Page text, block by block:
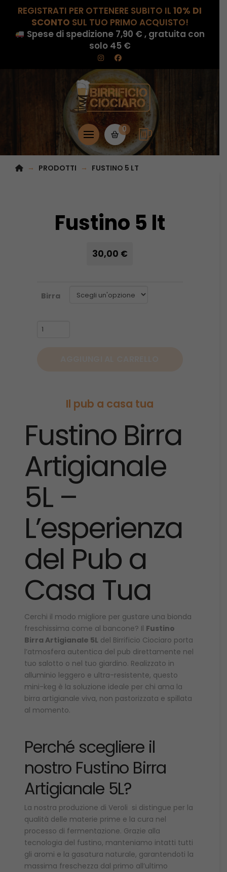
REGISTRATI PER OTTENERE SUBITO IL 10% DI
SCONTO SUL TUO PRIMO ACQUISTO!
Spese di spedizione 7,90 € , gratuita con
solo 45 €
0
HOME
→ PRODOTTI → FUSTINO 5 LT
Fustino 5 lt
30,00 €
Birra
Fustino
Il pub a casa tua
Fustino Birra
Artigianale
5L –
L’esperienza
del Pub a
Casa Tua
Cerchi il modo migliore per gustare una bionda
freschissima come al bancone? Il Fustino
Birra Artigianale 5L del Birrificio Ciociaro porta
l’atmosfera autentica del pub direttamente nel
tuo salotto o nel tuo giardino. Realizzato in
alluminio leggero e ultra-resistente, questo
mini-keg è la soluzione ideale per chi ama la
birra artigianale viva, non pastorizzata e spillata
al momento.
Perché scegliere il
nostro Fustino Birra
Artigianale 5L?
La nostra produzione di Veroli si distingue per la
qualità delle materie prime e la cura nel
processo di fermentazione. Grazie alla
tecnologia del fustino, manteniamo intatti tutti
gli aromi e la gasatura naturale, garantendoti la
massima freschezza dal primo all’ultimo